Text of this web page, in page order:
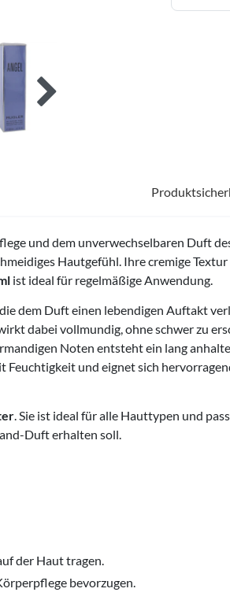
und dem unverwechselbaren Duft
Hautgefühl. Ihre cremige
ist ideal für regelmäßige Anwendung.
dem Duft einen lebendigen Auftakt
dabei vollmundig, ohne schwer zu
Noten entsteht ein lang
und eignet sich
. Sie ist ideal für alle Hauttypen und
Duft erhalten soll.
der Haut tragen.
bevorzugen.